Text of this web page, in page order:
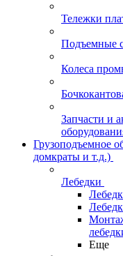
Тележки
Подъемные
Колеса
Запчасти и
Грузоподъемное
домкраты и т.д.)
Лебедки
Еще